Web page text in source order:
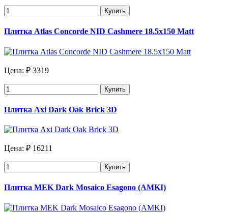
Купить
Плитка Atlas Concorde NID Cashmere 18.5x150 Matt
Цена: ₽ 3319
Купить
Плитка Axi Dark Oak Brick 3D
Цена: ₽ 16211
Купить
Плитка MEK Dark Mosaico Esagono (AMKI)